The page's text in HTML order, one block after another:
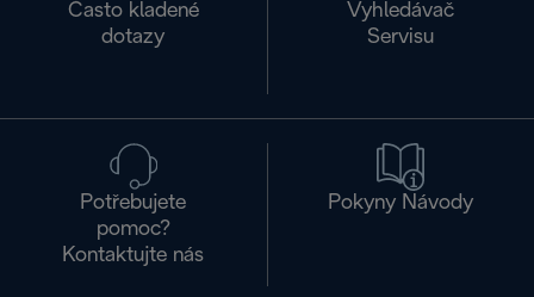
Často kladené
dotazy
Vyhledávač
Servisu
Potřebujete
pomoc?
Kontaktujte nás
Pokyny Návody